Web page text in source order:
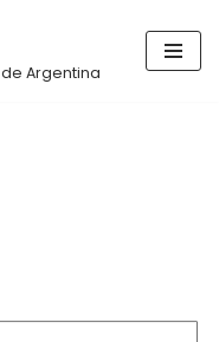
Argentina